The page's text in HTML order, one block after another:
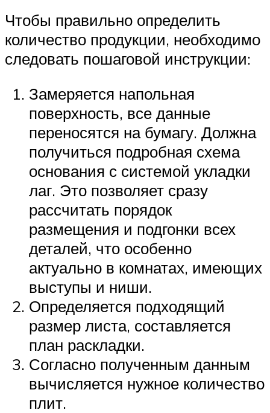
Чтобы правильно определить
количество продукции, необходимо
следовать пошаговой инструкции:
Замеряется напольная
поверхность, все данные
переносятся на бумагу. Должна
получиться подробная схема
основания с системой укладки
лаг. Это позволяет сразу
рассчитать порядок
размещения и подгонки всех
деталей, что особенно
актуально в комнатах, имеющих
выступы и ниши.
Определяется подходящий
размер листа, составляется
план раскладки.
Согласно полученным данным
вычисляется нужное количество
плит.